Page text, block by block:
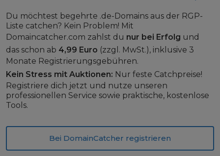
Du möchtest begehrte .de-Domains aus der RGP-
Liste catchen? Kein Problem! Mit
Domaincatcher.com zahlst du nur bei Erfolg und
das schon ab 4,99 Euro (zzgl. MwSt.), inklusive 3
Monate Registrierungsgebühren.
Kein Stress mit Auktionen: Nur feste Catchpreise!
Registriere dich jetzt und nutze unseren
professionellen Service sowie praktische, kostenlose
Tools.
Bei DomainCatcher registrieren